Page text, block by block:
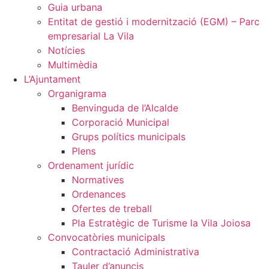
Guia urbana
Entitat de gestió i modernització (EGM) – Parc
empresarial La Vila
Notícies
Multimèdia
L’Ajuntament
Organigrama
Benvinguda de l’Alcalde
Corporació Municipal
Grups polítics municipals
Plens
Ordenament jurídic
Normatives
Ordenances
Ofertes de treball
Pla Estratègic de Turisme la Vila Joiosa
Convocatòries municipals
Contractació Administrativa
Tauler d’anuncis